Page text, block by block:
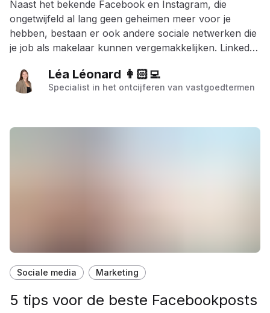
Naast het bekende Facebook en Instagram, die
ongetwijfeld al lang geen geheimen meer voor je
hebben, bestaan er ook andere sociale netwerken die
je job als makelaar kunnen vergemakkelijken. LinkedIn
kandidaat om als netwerktool te gebruiken.
Léa Léonard 👩🏻‍💻
Specialist in het ontcijferen van vastgoedtermen
Sociale media Marketing
5 tips voor de beste Facebookposts